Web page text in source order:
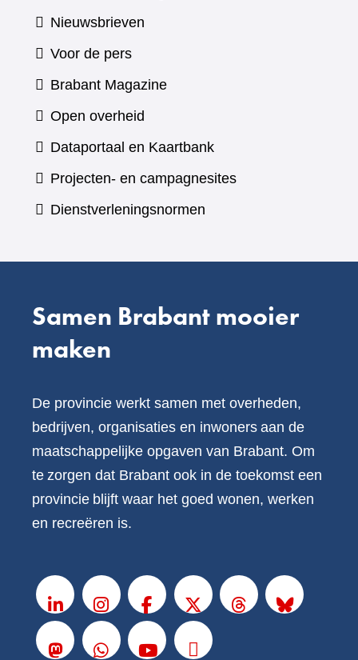
Nieuwsbrieven
Voor de pers
Brabant Magazine(verwijst
andere
website)
Open overheid
Dataportaal en Kaartbank(verwijst
naar
Projecten- en campagnesites
Dienstverleningsnormen
Samen Brabant mooier
maken
De provincie werkt samen met overheden,
bedrijven, organisaties en inwoners aan de
maatschappelijke opgaven van Brabant. Om
te zorgen dat Brabant ook in de toekomst een
provincie blijft waar het goed wonen, werken
en recreëren is.
LinkedInInstagramFacebook
X